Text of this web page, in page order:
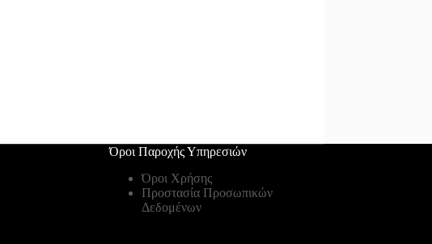
Όροι Παροχής Υπηρεσιών
Όροι Χρήσης
Προστασία Προσωπικών
Δεδομένων